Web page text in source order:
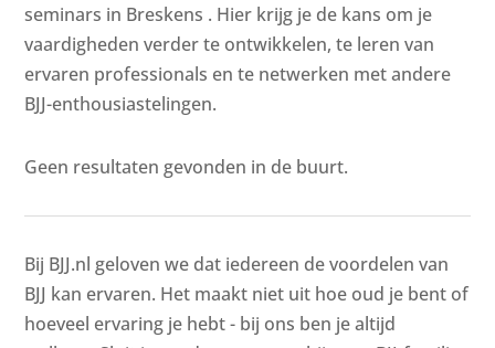
seminars in Breskens . Hier krijg je de kans om je
vaardigheden verder te ontwikkelen, te leren van
ervaren professionals en te netwerken met andere
BJJ-enthousiastelingen.
Geen resultaten gevonden in de buurt.
Bij BJJ.nl geloven we dat iedereen de voordelen van
BJJ kan ervaren. Het maakt niet uit hoe oud je bent of
hoeveel ervaring je hebt - bij ons ben je altijd